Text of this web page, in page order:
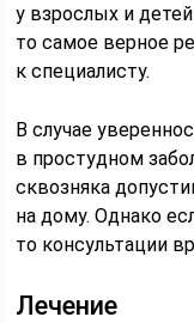
у взрослых и
то самое верное
к специалисту.
В случае
в простудном
сквозняка
на дому. Однако
то консультации
Лечение